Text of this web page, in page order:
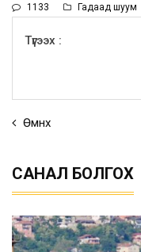
1133 Гадаад шуум
Түгээх :
Өмнөх
САНАЛ БОЛГОХ